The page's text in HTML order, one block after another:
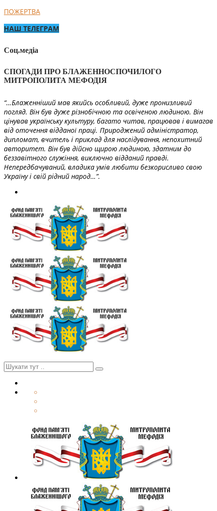
ПОЖЕРТВА
НАШ ТЕЛЕГРАМ
Соц.медіа
СПОГАДИ ПРО БЛАЖЕННОСПОЧИЛОГО
МИТРОПОЛИТА МЕФОДІЯ
“…Блаженніший мав якийсь особливий, дуже пронизливий
погляд. Він був дуже різнобічною та освіченою людиною. Він
цінував українську культуру, багато читав, працював і вимагав
від оточення відданої праці. Природжений адміністратор,
дипломат, вчитель і приклад для наслідування, непохитний
авторитет. Він був дійсно щирою людиною, здатним до
беззавітного служіння, виключно відданий правді.
Непередбачуваний, владика умів любити безкорисливо свою
Україну і свій рідний народ…”.